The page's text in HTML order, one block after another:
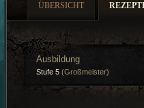
ÜBERSICHT
Ausbildung
Stufe 5 (Großmeister)